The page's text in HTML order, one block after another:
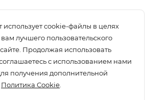
cookie-файлы в целях
лучшего пользовательского
Продолжая использовать
с использованием нами
получения дополнительной
Политика Cookie